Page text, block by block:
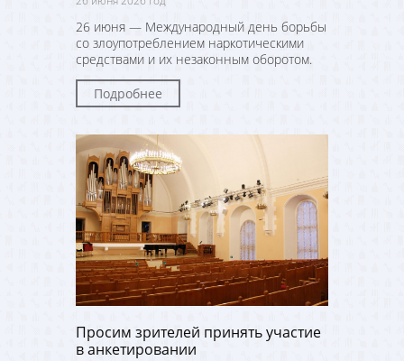
26 июня — Международный день борьбы
со злоупотреблением наркотическими
средствами и их незаконным оборотом.
Подробнее
Просим зрителей принять участие
в анкетировании